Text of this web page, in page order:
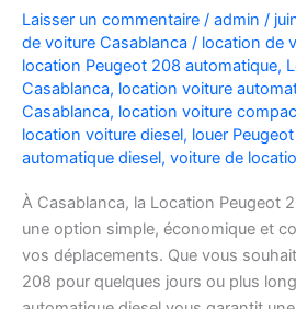
Laisser un commentaire / admin /
de voiture Casablanca / location de
location Peugeot 208 automatique,
Casablanca, location voiture
Casablanca, location voiture
location voiture diesel, louer
automatique diesel, voiture de
À Casablanca, la Location Peugeot
une option simple, économique et
vos déplacements. Que vous
208 pour quelques jours ou plus